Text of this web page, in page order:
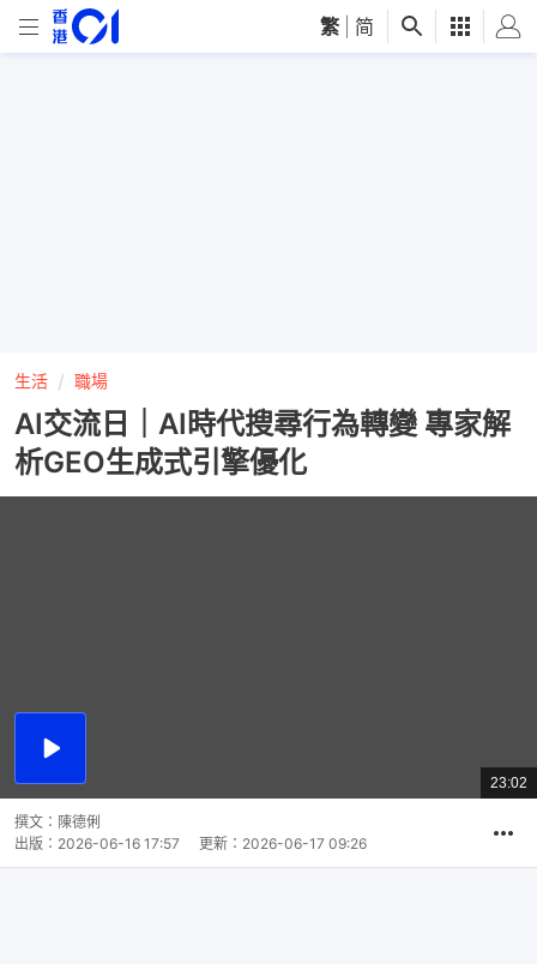
繁 简
生活 職場
AI交流日｜AI時代搜尋行為轉變 專家解
析GEO生成式引擎優化
播
總
共
間
23:02
撰文： 陳德俐
出版： 2026-06-16 17:57 更新： 2026-06-17 09:26